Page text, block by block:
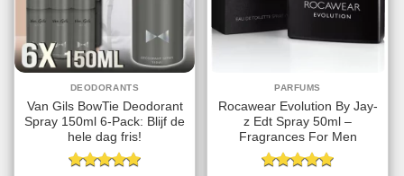
DEODORANTS
Van Gils BowTie Deodorant
Spray 150ml 6-Pack: Blijf de
hele dag fris!
PARFUMS
Rocawear Evolution By Jay-
z Edt Spray 50ml –
Fragrances For Men